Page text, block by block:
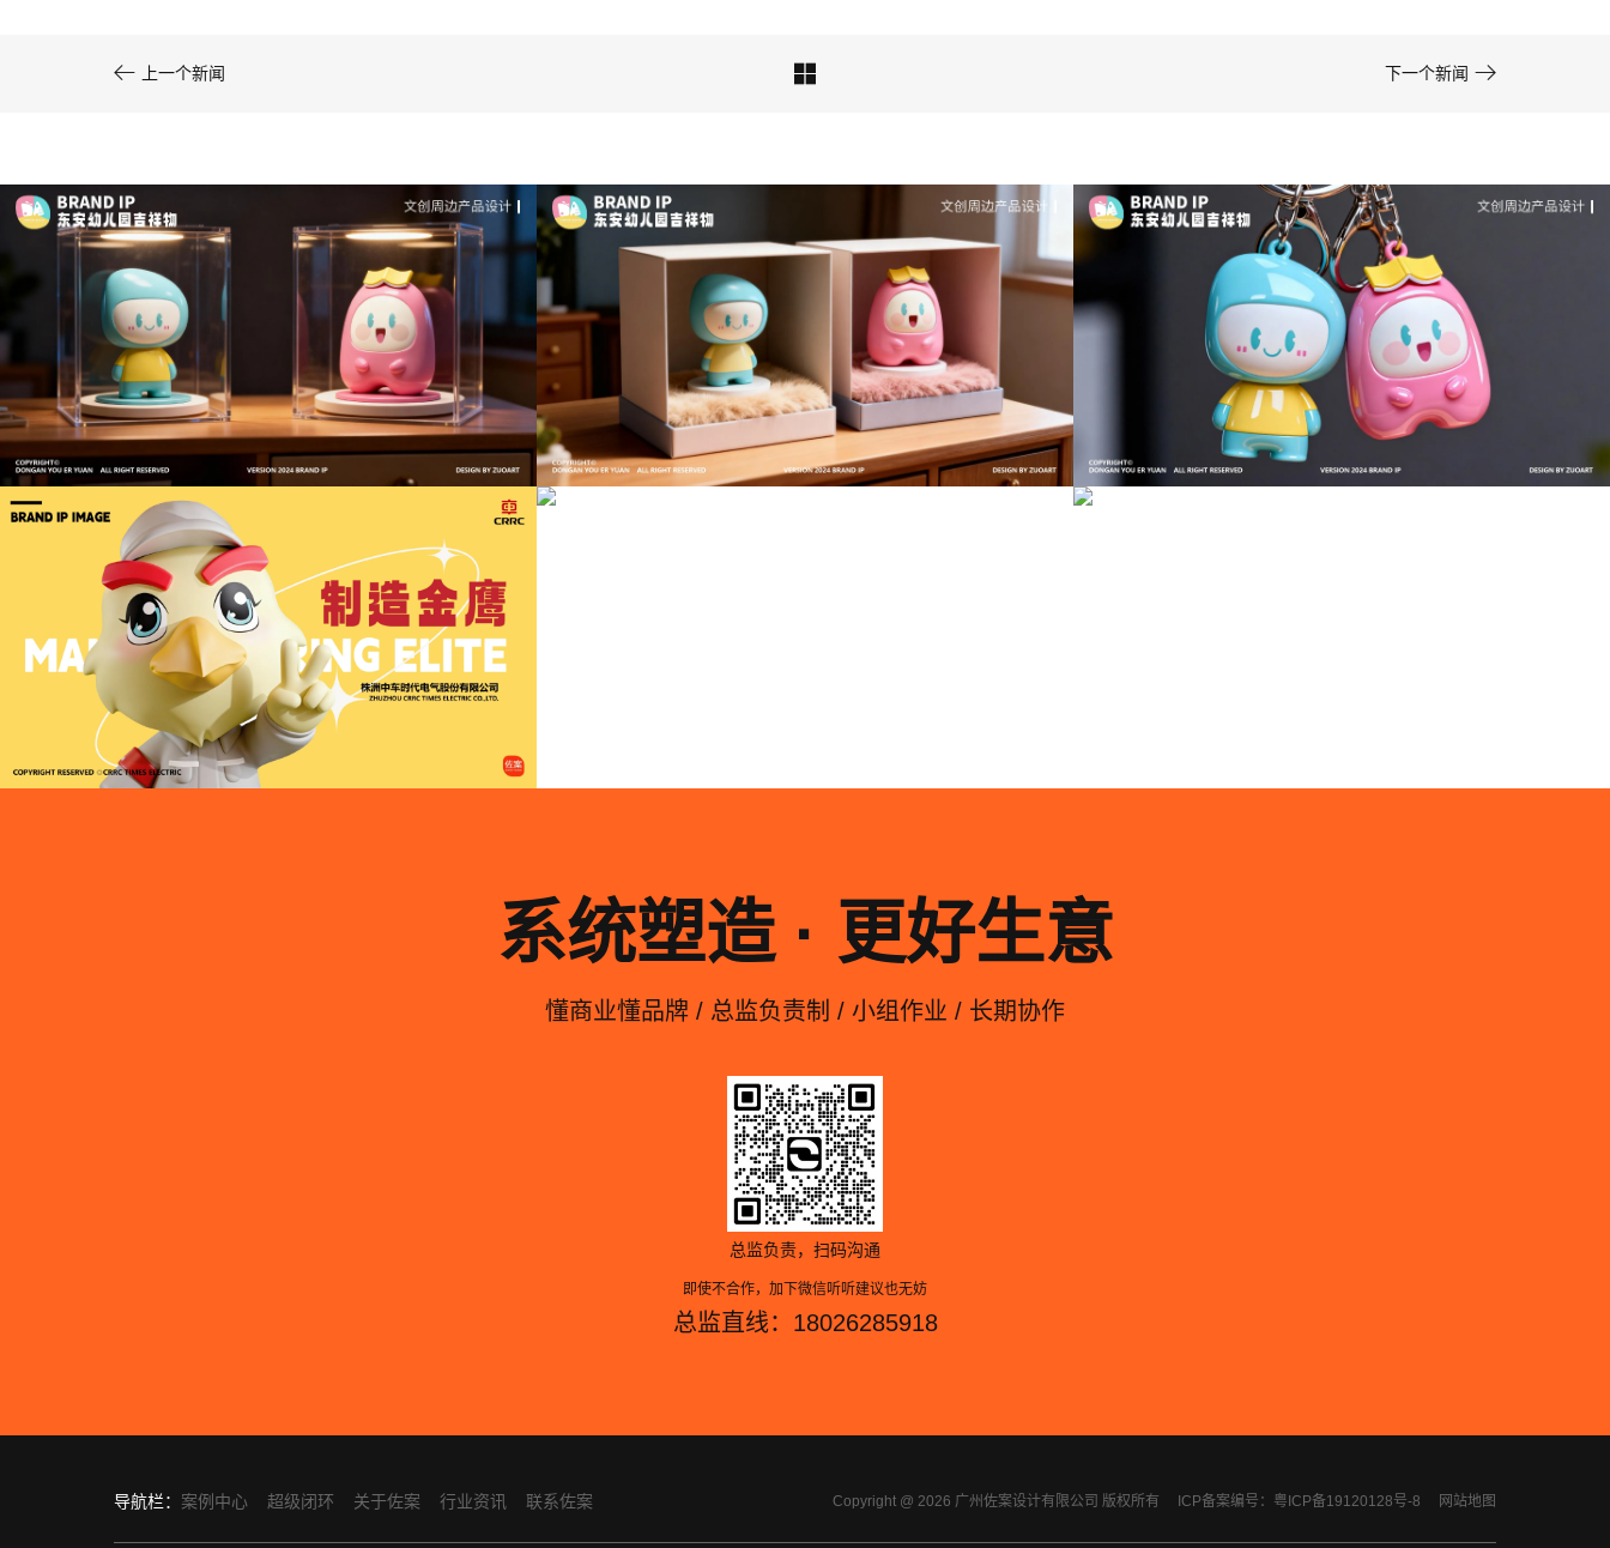
 上一个新闻  下一个新闻 
从战略高度审视文旅ip设计，我们发现这……
文创产品设计的成本控制——实战技巧 | IP设计公
司-佐案设计
成功案例：品牌IP设计的视觉体系 | IP设计公司-佐
案设计
系统塑造 · 更好生意
懂商业懂品牌 / 总监负责制 / 小组作业 / 长期协作
总监负责，扫码沟通
即使不合作，加下微信听听建议也无妨
总监直线：18026285918
导航栏： 案例中心 超级闭环 关于佐案 行业资讯 联系佐案 Copyright @ 2026 广州佐案设计有限公司 版权所有 ICP备案编号：粤ICP备19120128号-8 网站地图